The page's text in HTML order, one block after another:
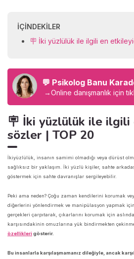
İÇINDEKILER
🪧 İki yüzlülük ile ilgili en
💬 Psikolog Banu
→Online danışmanlık için
🪧 İki yüzlülük ile
sözler | TOP 20
İkiyüzlülük, insanın samimi olmadığı veya dürüst
sağlıksız bir yaklaşım. İki yüzlü kişiler, sahte
göstermek için sahte davranışlar sergileyebilir.
Peki ama neden? Çoğu zaman kendilerini korumak
diğerlerini yönlendirmek ve manipülasyon yapmak
gerçekleri çarpıtarak, çıkarlarını korumak için
karşısındakinin omuzlarına yük bindirmekten
özellikleri gösterir.
Bu insanlarla karşılaşmamanız dileğiyle, ancak